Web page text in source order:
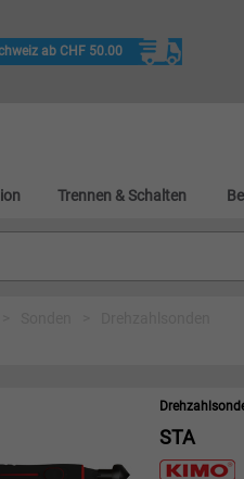
ab CHF 50.00
Trennen & Schalten
STA